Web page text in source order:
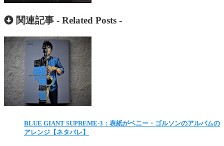
関連記事 - Related Posts -
BLUE GIANT SUPREME-3：表紙がベニー・ゴルソンのアルバムの
アレンジ【ネタバレ】